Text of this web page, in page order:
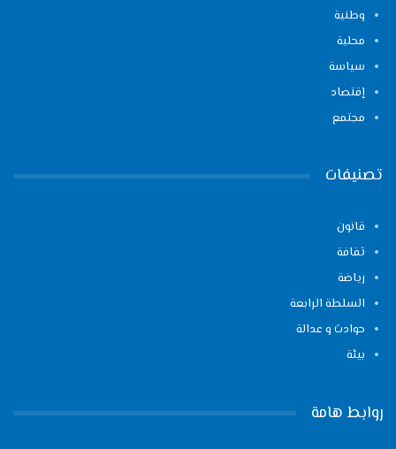
وطنية
محلية
سياسة
إقتصاد
مجتمع
تصنيفات
قانون
ثقافة
رياضة
السلطة الرابعة
حوادث و عدالة
بيئة
روابط هامة